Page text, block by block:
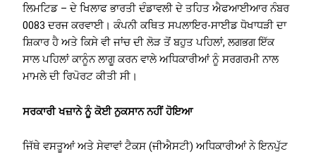
ਲਿਮਟਿਡ – ਦੇ ਖਿਲਾਫ ਭਾਰਤੀ ਦੰਡਾਵਲੀ ਦੇ ਤਹਿਤ ਐਫਆਈਆਰ ਨੰਬਰ
0083 ਦਰਜ ਕਰਵਾਈ। ਕੰਪਨੀ ਕਥਿਤ ਸਪਲਾਇਰ-ਸਾਈਡ ਧੋਖਾਧੜੀ ਦਾ
ਸ਼ਿਕਾਰ ਹੈ ਅਤੇ ਕਿਸੇ ਵੀ ਜਾਂਚ ਦੀ ਲੋੜ ਤੋਂ ਬਹੁਤ ਪਹਿਲਾਂ, ਲਗਭਗ ਇੱਕ
ਸਾਲ ਪਹਿਲਾਂ ਕਾਨੂੰਨ ਲਾਗੂ ਕਰਨ ਵਾਲੇ ਅਧਿਕਾਰੀਆਂ ਨੂੰ ਸਰਗਰਮੀ ਨਾਲ
ਮਾਮਲੇ ਦੀ ਰਿਪੋਰਟ ਕੀਤੀ ਸੀ।
ਸਰਕਾਰੀ ਖਜ਼ਾਨੇ ਨੂੰ ਕੋਈ ਨੁਕਸਾਨ ਨਹੀਂ ਹੋਇਆ
ਜਿੱਥੇ ਵਸਤੂਆਂ ਅਤੇ ਸੇਵਾਵਾਂ ਟੈਕਸ (ਜੀਐਸਟੀ) ਅਧਿਕਾਰੀਆਂ ਨੇ ਇਨਪੁੱਟ